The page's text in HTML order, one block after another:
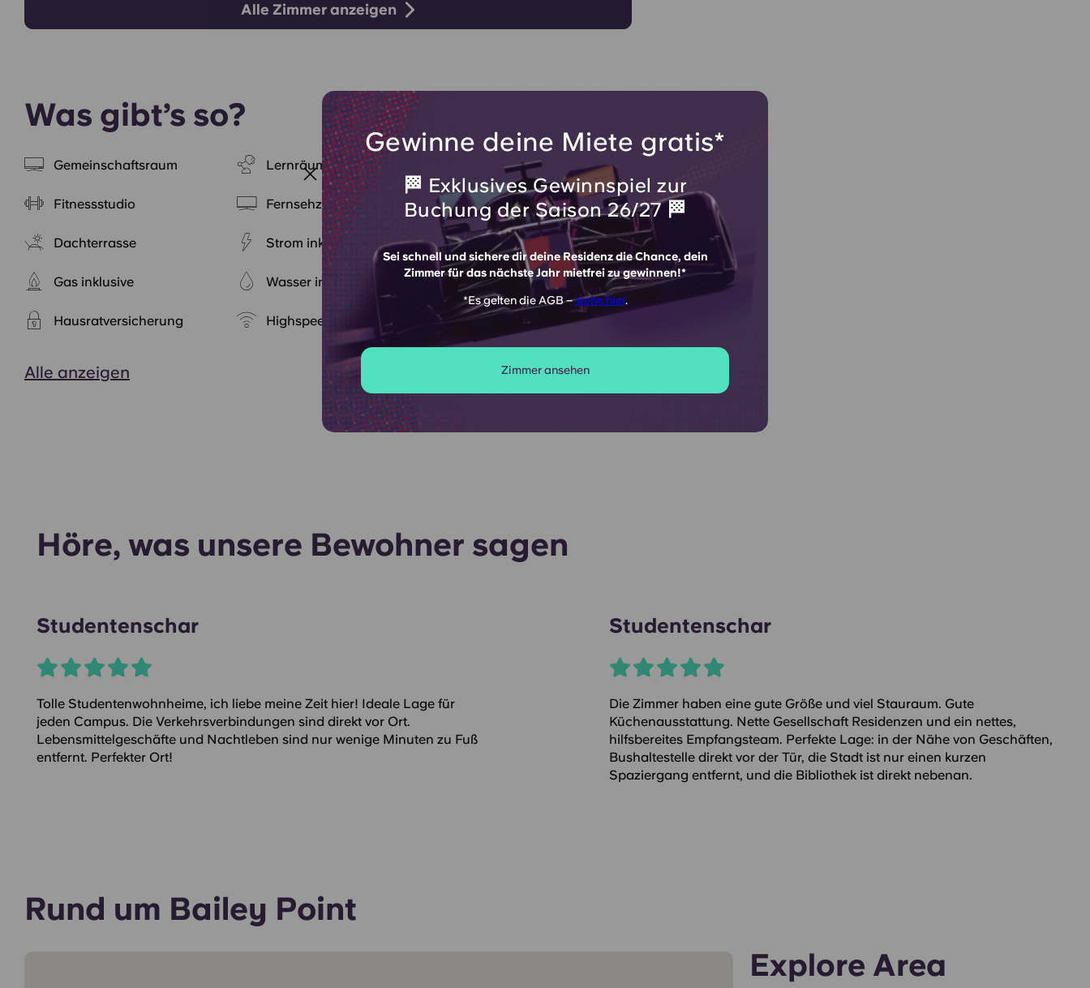
Gewinne deine Miete gratis*
🏁 Exklusives Gewinnspiel zur
Buchung der Saison 26/27 🏁
Sei schnell und sichere dir deine Residenz die Chance, dein
Zimmer für das nächste Jahr mietfrei zu gewinnen!*
*Es gelten die AGB –siehe hier.
Zimmer ansehen
Alle Zimmer anzeigen
Was gibt’s so?
Gemeinschaftsraum Lernräume
Fitnessstudio Fernsehzimmer
Dachterrasse Strom inklusive
Gas inklusive Wasser inklusive
Hausratversicherung Highspeed-Internet
Alle anzeigen
Höre, was unsere Bewohner sagen
Studentenschar
Tolle Studentenwohnheime, ich liebe meine Zeit hier! Ideale Lage für
jeden Campus. Die Verkehrsverbindungen sind direkt vor Ort.
Lebensmittelgeschäfte und Nachtleben sind nur wenige Minuten zu Fuß
entfernt. Perfekter Ort!
Studentenschar
Die Zimmer haben eine gute Größe und viel Stauraum. Gute
Küchenausstattung. Nette Gesellschaft Residenzen und ein nettes,
hilfsbereites Empfangsteam. Perfekte Lage: in der Nähe von Geschäften,
Bushaltestelle direkt vor der Tür, die Stadt ist nur einen kurzen
Spaziergang entfernt, und die Bibliothek ist direkt nebenan.
Rund um Bailey Point
Explore Area